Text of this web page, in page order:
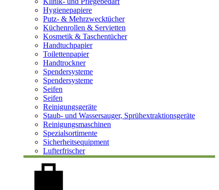
Hygienepapiere
Putz- & Mehrzwecktücher
Küchenrollen & Servietten
Kosmetik & Taschentücher
Handtuchpapier
Toilettenpapier
Handtrockner
Spendersysteme
Spendersysteme
Seifen
Seifen
Reinigungsgeräte
Staub- und Wassersauger, Sprühextraktionsgeräte
Reinigungsmaschinen
Spezialsortimente
Sicherheitsequipment
Lufterfrischer